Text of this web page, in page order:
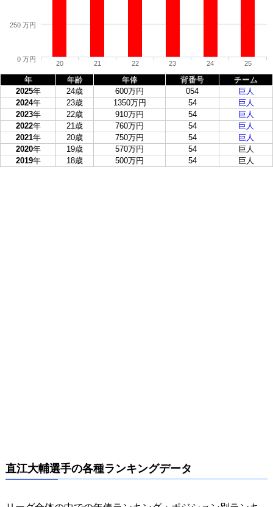
20 21 22 23 24 25
0 万円
250 万円
年 年齢 年俸 背番号
チーム
2025年 24歳 600万円 054
巨人
2024年 23歳 1350万円 54
巨人
2023年 22歳 910万円 54
巨人
2022年 21歳 760万円 54
巨人
2021年 20歳 750万円 54
巨人
2020年 19歳 570万円 54
巨人
2019年 18歳 500万円 54 巨人
直江大輔選手の各種ランキングデータ